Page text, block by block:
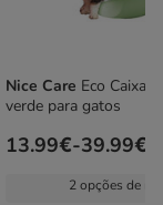
Nice Care Eco Caixa
verde para gatos
Preço
13.99€-39.99€
2 opções de